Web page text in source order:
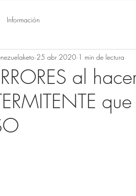
Información
al
25 abr 2020 1 min de lectura